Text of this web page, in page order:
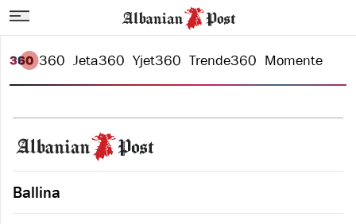
360 Jeta360 Yjet360 Trende360 Momente
Ballina